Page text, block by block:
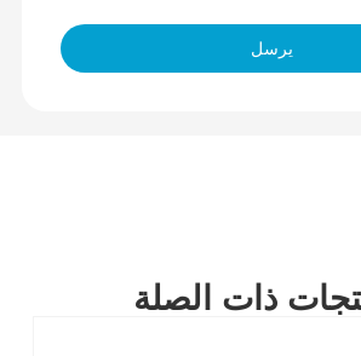
يرسل
ذات الصلة